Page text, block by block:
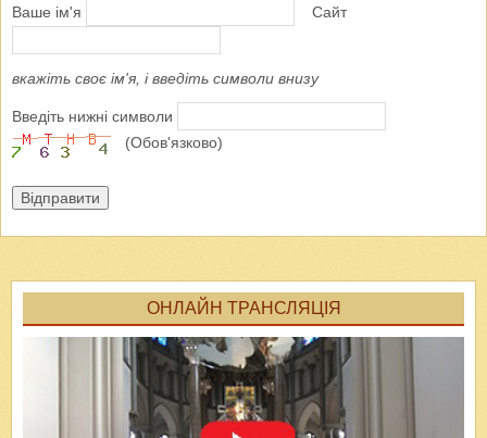
Ваше ім'я Сайт
вкажіть своє ім'я, і введіть символи внизу
Введіть нижні символи
(Обов'язково)
Відправити
ОНЛАЙН ТРАНСЛЯЦІЯ